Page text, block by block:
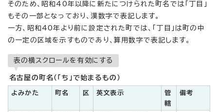
そのため、昭和40年以降に新たにつけられた町名では「丁目」
もその一部となっており、漢数字で表記します。
一方、昭和40年より前に設定された町では、「丁目」は町の中
の一定の区域を示すものであり、算用数字で表記します。
表の横スクロールを有効にする
名古屋の町名（「ち」で始まるもの）
よみかた 町名 区 英文表示
管
轄
備考